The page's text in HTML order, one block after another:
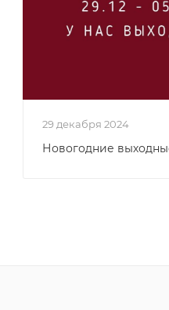
29 декабря 2024
Новогодние